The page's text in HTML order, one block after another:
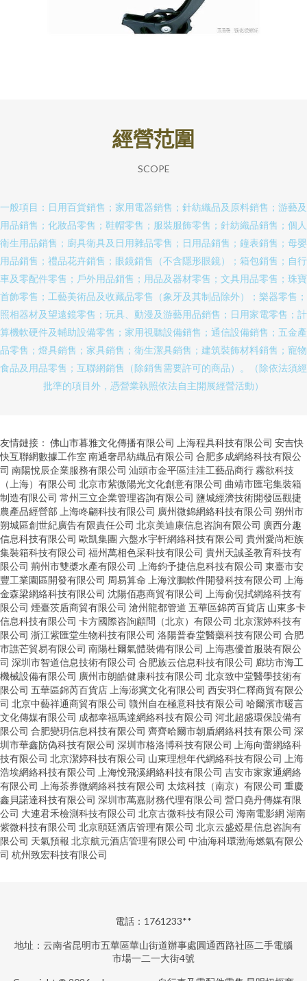
經營范圍
SCOPE
一般項目：日用百貨銷售；家用電器銷售；針紡織品及原料銷售；游藝及
用品銷售；化妝品零售；鞋帽零售；服裝服飾零售；針紡織品銷售；個人
衛生用品銷售；廚具衛具及日用雜品零售；日用品銷售；鐘表銷售；母嬰
用品銷售；禮品花卉銷售；眼鏡銷售（不含隱形眼鏡）；箱包銷售；自行
車及零配件零售；戶外用品銷售；用品及器材零售；文具用品零售；珠寶
首飾零售；工藝美術品及收藏品零售（象牙及其制品除外）；樂器零售；
照相器材及望遠鏡零售；玩具、動漫及游藝用品銷售；日用家電零售；計
算機軟硬件及輔助設備零售；家用視聽設備銷售；通信設備銷售；五金產
品零售；燈具銷售；家具銷售；衛生潔具銷售；建筑裝飾材料銷售；寵物
食品及用品零售；互聯網銷售（除銷售需要許可的商品）。（除依法須經
批準的項目外，憑營業執照依法自主開展經營活動）
友情鏈接： 佛山市暮雅文化傳播有限公司 上海程具科技有限公司 安吉快
快互聯網數據工作室 南通奢昂紡織品有限公司 合肥多成網絡科技有限公
司 南陽悅辰企業服務有限公司 汕頭市金平區洼洼工藝品商行霧欲科技
（上海）有限公司 北京市紫微陽光文化創意有限公司 曲靖市匯宅集裝箱
制造有限公司 常州三立企業管理咨詢有限公司 鹽城經濟技術開發區觀捷
農產品經營部 上海咚翩科技有限公司 廣州微錦網絡科技有限公司 朔州市
朔城區創世紀廣告有限責任公司 北京美迪康信息咨詢有限公司 廣西分趣
信息科技有限公司 歐凱集團 六盤水宇軒網絡科技有限公司 貴州愛尚柜族
集裝箱科技有限公司 福州萬相色采科技有限公司 貴州天誠圣教育科技有
限公司 荊州市雙槳水產有限公司 上海鈞予捷信息科技有限公司 東臺市安
豐工業園區開發有限公司 周易算命 上海汶鵬軟件開發科技有限公司
上海
金森梁網絡科技有限公司 沈陽佰惠商貿有限公司
上海俞倪拭網絡科技有
限公司 煙臺茨盾商貿有限公司 滄州龍都管道 五華區錦芮百貨店 山東多卡
信息科技有限公司 卡方國際咨詢顧問（北京）有限公司 北京潔婷科技有
限公司 浙江紫匯堂生物科技有限公司 洛陽普春堂醫藥科技有限公司 合肥
市譙芒貿易有限公司 南陽杜爾氣體裝備有限公司
上海惠優首服裝有限公
司 深圳市智道信息技術有限公司 合肥族云信息科技有限公司 廊坊市海工
機械設備有限公司 廣州市朗皓健康科技有限公司 北京致中堂醫學技術有
限公司 五華區錦芮百貨店 上海澎冀文化有限公司 西安羽仁釋商貿有限公
司 北京中藝祥通商貿有限公司 贛州自在極意科技有限公司 哈爾濱市暖言
文化傳媒有限公司 成都幸福馬達網絡科技有限公司 河北超盛環保設備有
限公司 合肥變玥信息科技有限公司 齊齊哈爾市朝盾網絡科技有限公司 深
圳市華鑫防偽科技有限公司 深圳市格洛博科技有限公司
上海向蕾網絡科
技有限公司 北京潔婷科技有限公司 山東理想年代網絡科技有限公司
上海
浩埃網絡科技有限公司
上海悅飛溪網絡科技有限公司 吉安市家家通網絡
有限公司
上海茶券微網絡科技有限公司 太炫科技（南京）有限公司 重慶
鑫貝諾達科技有限公司 深圳市萬嘉財務代理有限公司 營口堯丹傳媒有限
公司 大連君禾檢測科技有限公司 北京古微科技有限公司 海南電影網湖南
紫微科技有限公司 北京頤廷酒店管理有限公司 北京云盛婭星信息咨詢有
限公司 天氣預報 北京航元酒店管理有限公司 中油海科環渤海燃氣有限公
司 杭州致宏科技有限公司
電話：1761233**
地址：云南省昆明市五華區華山街道辦事處圓通西路社區二手電腦
市場一二一大街4號